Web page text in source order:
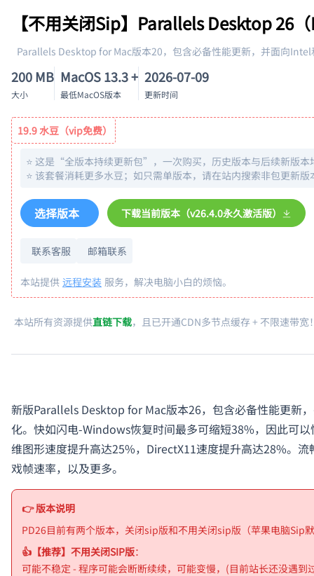
【不用关闭Sip】Parallels Desktop 26
Parallels Desktop for Mac版本20，包含必备性能更新，并面向
200 MB
大小
MacOS 13.3 +
最低MacOS版本
2026-07-09
更新时间
19.9 水豆（vip免费）
⭐️ 这是“全版本持续更新包”，一次购买，历史版本与后续新版本
⭐️ 该套餐消耗更多水豆；如只需单版本，请在站内搜索非包更新版
选择版本 下载当前版本（v26.4.0永久激活版）
联系客服 邮箱联系
本站提供 远程安装 服务，解决电脑小白的烦恼。
本站所有资源提供直链下载，且已开通CDN多节点缓存 + 不限速带宽
新版Parallels Desktop for Mac版本26，包含必备性能更新
化。快如闪电-Windows恢复时间最多可缩短38%，因此可
维图形速度提升高达25%，DirectX11速度提升高达28%。
戏帧速率，以及更多。
👉 版本说明
PD26目前有两个版本，关闭sip版和不用关闭sip版（苹果电脑Sip
👍【推荐】不用关闭SIP版：
可能不稳定 - 程序可能会断断续续，可能变慢，(目前站长还没遇到